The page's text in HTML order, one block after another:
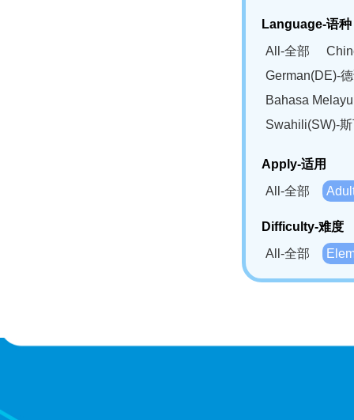
Language-语种
All-全部
German(DE)-
Bahasa
Swahili(SW)-
Apply-适用
All-全部
Difficulty-难度
All-全部